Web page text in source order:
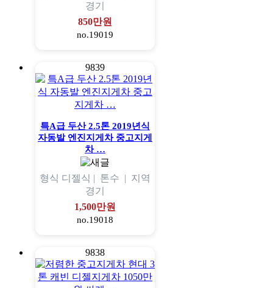
경기
850만원
no.19019
9839
특A급 두산 2.5톤 2019년식
자동발 엔진지게차 중고지게
차 …
형식 디젤식 | 톤수 | 지역
경기
1,500만원
no.19018
9838